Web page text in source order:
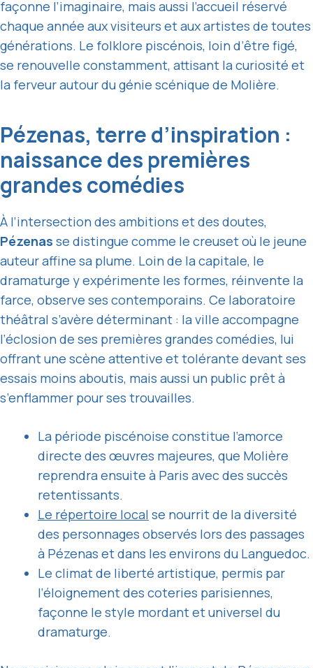
façonne l’imaginaire, mais aussi l’accueil réservé
chaque année aux visiteurs et aux artistes de toutes
générations. Le folklore piscénois, loin d’être figé,
se renouvelle constamment, attisant la curiosité et
la ferveur autour du génie scénique de Molière.
Pézenas, terre d’inspiration :
naissance des premières
grandes comédies
À l’intersection des ambitions et des doutes,
Pézenas se distingue comme le creuset où le jeune
auteur affine sa plume. Loin de la capitale, le
dramaturge y expérimente les formes, réinvente la
farce, observe ses contemporains. Ce laboratoire
théâtral s’avère déterminant : la ville accompagne
l’éclosion de ses premières grandes comédies, lui
offrant une scène attentive et tolérante devant ses
essais moins aboutis, mais aussi un public prêt à
s’enflammer pour ses trouvailles.
La période piscénoise constitue l’amorce
directe des œuvres majeures, que Molière
reprendra ensuite à Paris avec des succès
retentissants.
Le répertoire local se nourrit de la diversité
des personnages observés lors des passages
à Pézenas et dans les environs du Languedoc.
Le climat de liberté artistique, permis par
l’éloignement des coteries parisiennes,
façonne le style mordant et universel du
dramaturge.